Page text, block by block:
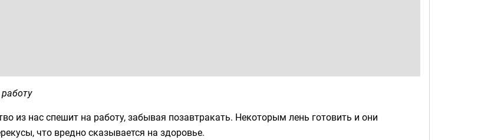
из нас спешит на работу, забывая позавтракать. Некоторым лень готовить и они
что вредно сказывается на здоровье.